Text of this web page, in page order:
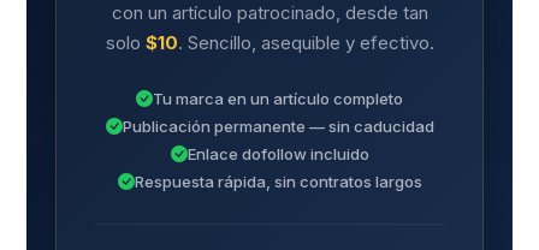
con un artículo patrocinado, desde tan
solo $10. Sencillo, asequible y efectivo.
Tu marca en un artículo completo
Publicación permanente — sin caducidad
Enlace dofollow incluido
Respuesta rápida, sin contratos largos